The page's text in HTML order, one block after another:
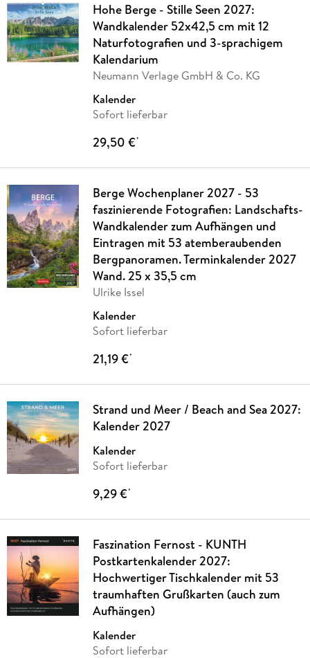
Hohe Berge - Stille Seen 2027:
Wandkalender 52x42,5 cm mit 12
Naturfotografien und 3-sprachigem
Kalendarium
Neumann Verlage GmbH & Co. KG
Kalender
Sofort lieferbar
29,50 €*
Berge Wochenplaner 2027 - 53
faszinierende Fotografien: Landschafts-
Wandkalender zum Aufhängen und
Eintragen mit 53 atemberaubenden
Bergpanoramen. Terminkalender 2027
Wand. 25 x 35,5 cm
Ulrike Issel
Kalender
Sofort lieferbar
21,19 €*
Strand und Meer / Beach and Sea 2027:
Kalender 2027
Kalender
Sofort lieferbar
9,29 €*
Faszination Fernost - KUNTH
Postkartenkalender 2027:
Hochwertiger Tischkalender mit 53
traumhaften Grußkarten (auch zum
Aufhängen)
Kalender
Sofort lieferbar